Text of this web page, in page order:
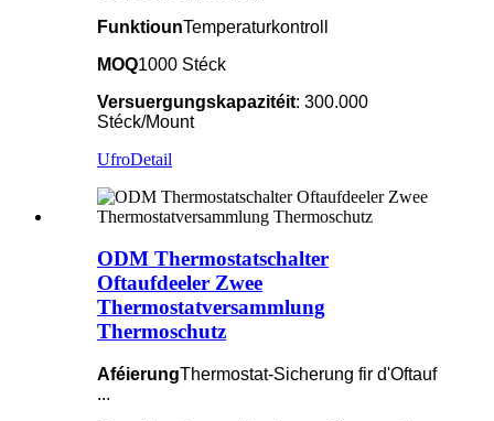
FunktiounTemperaturkontroll
MOQ1000 Stéck
Versuergungskapazitéit: 300.000
Stéck/Mount
UfroDetail
ODM Thermostatschalter
Oftaufdeeler Zwee
Thermostatversammlung
Thermoschutz
AféierungThermostat-Sicherung fir d'Oftauf
...